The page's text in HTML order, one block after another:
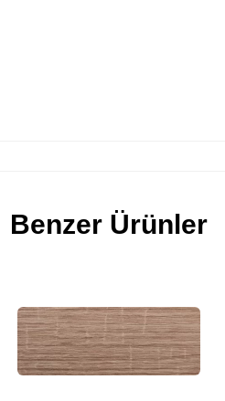
Benzer Ürünler